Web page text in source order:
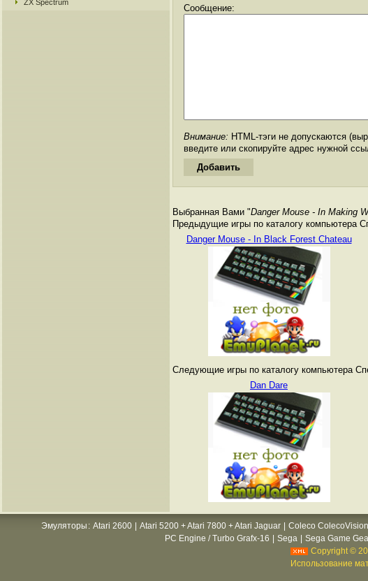
ZX Spectrum
Сообщение:
Внимание: HTML-тэги не допускаются
введите или скопируйте адрес нужной
Выбранная Вами "Danger Mouse - In Making
Предыдущие игры по каталогу компьютера
Danger Mouse - In Black Forest Chateau
Следующие игры по каталогу компьютера
Dan Dare
Эмуляторы : Atari 2600 Atari 5200 + Atari 7800 + Atari Jaguar Coleco ColecoVision
PC Engine / Turbo Grafx-16
Sega Sega Game
Copyright ©
Использование